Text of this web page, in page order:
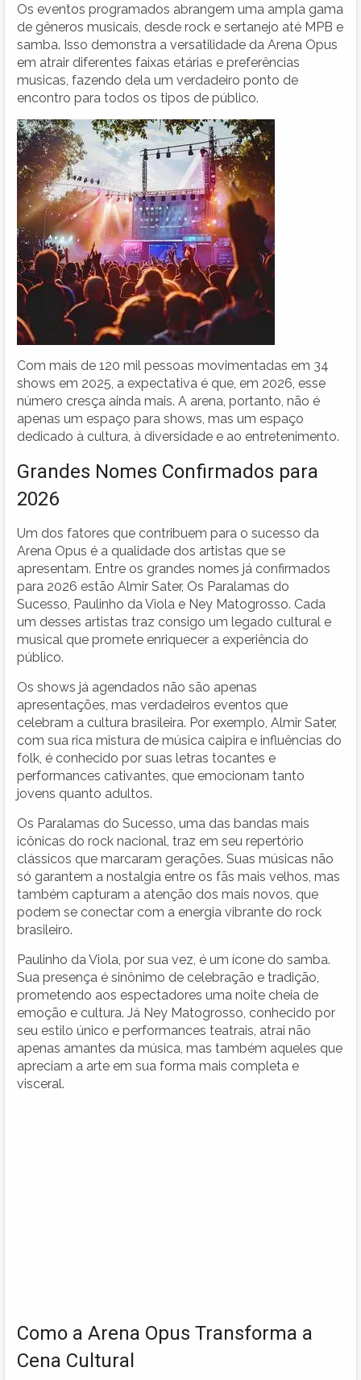
Os eventos programados abrangem uma ampla gama
de gêneros musicais, desde rock e sertanejo até MPB e
samba. Isso demonstra a versatilidade da Arena Opus
em atrair diferentes faixas etárias e preferências
musicas, fazendo dela um verdadeiro ponto de
encontro para todos os tipos de público.
Com mais de 120 mil pessoas movimentadas em 34
shows em 2025, a expectativa é que, em 2026, esse
número cresça ainda mais. A arena, portanto, não é
apenas um espaço para shows, mas um espaço
dedicado à cultura, à diversidade e ao entretenimento.
Grandes Nomes Confirmados para
2026
Um dos fatores que contribuem para o sucesso da
Arena Opus é a qualidade dos artistas que se
apresentam. Entre os grandes nomes já confirmados
para 2026 estão Almir Sater, Os Paralamas do
Sucesso, Paulinho da Viola e Ney Matogrosso. Cada
um desses artistas traz consigo um legado cultural e
musical que promete enriquecer a experiência do
público.
Os shows já agendados não são apenas
apresentações, mas verdadeiros eventos que
celebram a cultura brasileira. Por exemplo, Almir Sater,
com sua rica mistura de música caipira e influências do
folk, é conhecido por suas letras tocantes e
performances cativantes, que emocionam tanto
jovens quanto adultos.
Os Paralamas do Sucesso, uma das bandas mais
icônicas do rock nacional, traz em seu repertório
clássicos que marcaram gerações. Suas músicas não
só garantem a nostalgia entre os fãs mais velhos, mas
também capturam a atenção dos mais novos, que
podem se conectar com a energia vibrante do rock
brasileiro.
Paulinho da Viola, por sua vez, é um ícone do samba.
Sua presença é sinônimo de celebração e tradição,
prometendo aos espectadores uma noite cheia de
emoção e cultura. Já Ney Matogrosso, conhecido por
seu estilo único e performances teatrais, atrai não
apenas amantes da música, mas também aqueles que
apreciam a arte em sua forma mais completa e
visceral.
Como a Arena Opus Transforma a
Cena Cultural